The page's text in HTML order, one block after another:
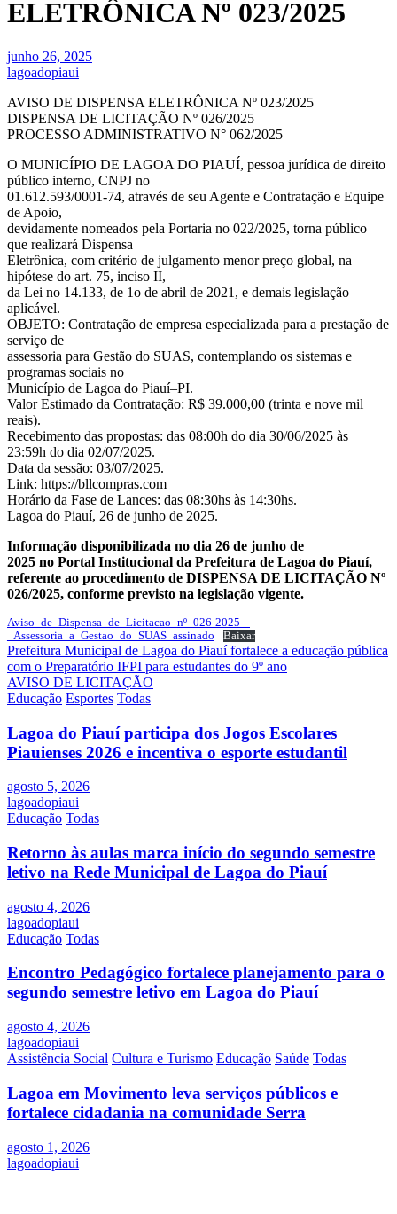
ELETRÔNICA Nº 023/2025
junho 26, 2025
lagoadopiaui
AVISO DE DISPENSA ELETRÔNICA Nº 023/2025
DISPENSA DE LICITAÇÃO Nº 026/2025
PROCESSO ADMINISTRATIVO N° 062/2025
O MUNICÍPIO DE LAGOA DO PIAUÍ, pessoa jurídica de direito
público interno, CNPJ no
01.612.593/0001-74, através de seu Agente e Contratação e Equipe
de Apoio,
devidamente nomeados pela Portaria no 022/2025, torna público
que realizará Dispensa
Eletrônica, com critério de julgamento menor preço global, na
hipótese do art. 75, inciso II,
da Lei no 14.133, de 1o de abril de 2021, e demais legislação
aplicável.
OBJETO: Contratação de empresa especializada para a prestação de
serviço de
assessoria para Gestão do SUAS, contemplando os sistemas e
programas sociais no
Município de Lagoa do Piauí–PI.
Valor Estimado da Contratação: R$ 39.000,00 (trinta e nove mil
reais).
Recebimento das propostas: das 08:00h do dia 30/06/2025 às
23:59h do dia 02/07/2025.
Data da sessão: 03/07/2025.
Link: https://bllcompras.com
Horário da Fase de Lances: das 08:30hs às 14:30hs.
Lagoa do Piauí, 26 de junho de 2025.
Informação disponibilizada no dia 26 de junho de
2025 no Portal Institucional da Prefeitura de Lagoa do Piauí,
referente ao procedimento de DISPENSA DE LICITAÇÃO Nº
026/2025, conforme previsto na legislação vigente.
Aviso_de_Dispensa_de_Licitacao_nº_026-2025_-
_Assessoria_a_Gestao_do_SUAS_assinado
Baixar
Navegação
de
Post
Prefeitura Municipal de Lagoa do Piauí fortalece a educação pública
com o Preparatório IFPI para estudantes do 9º ano
AVISO DE LICITAÇÃO
Educação Esportes Todas
Lagoa do Piauí participa dos Jogos Escolares
Piauienses 2026 e incentiva o esporte estudantil
agosto 5, 2026
lagoadopiaui
Educação Todas
Retorno às aulas marca início do segundo semestre
letivo na Rede Municipal de Lagoa do Piauí
agosto 4, 2026
lagoadopiaui
Educação Todas
Encontro Pedagógico fortalece planejamento para o
segundo semestre letivo em Lagoa do Piauí
agosto 4, 2026
lagoadopiaui
Assistência Social Cultura e Turismo Educação Saúde Todas
Lagoa em Movimento leva serviços públicos e
fortalece cidadania na comunidade Serra
agosto 1, 2026
lagoadopiaui